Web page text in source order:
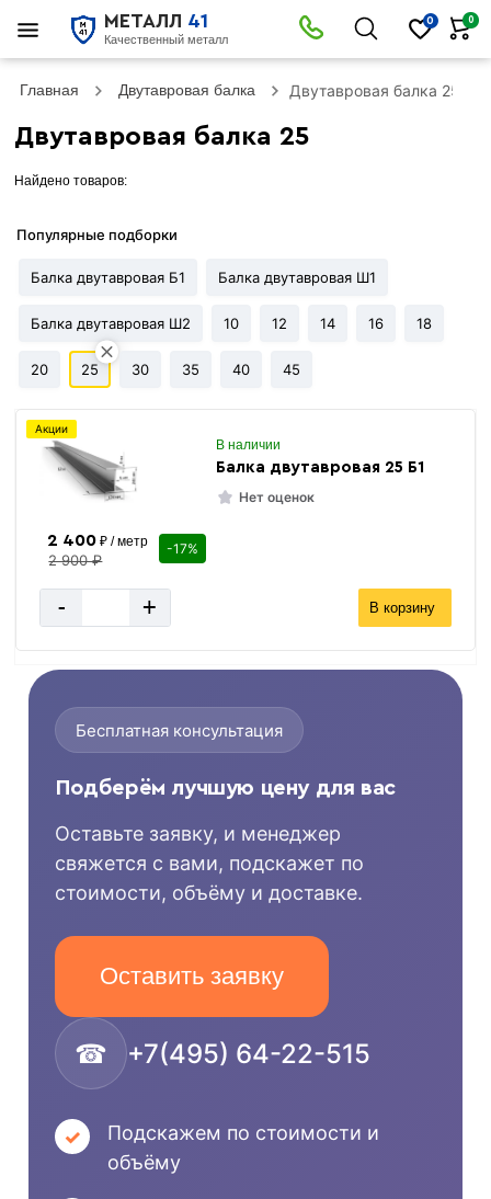
МЕТАЛЛ 41
Качественный металл
0 0
Главная Двутавровая балка Двутавровая балка 25
Двутавровая балка 25
Найдено товаров:
Популярные подборки
Балка двутавровая Б1 Балка двутавровая Ш1
Балка двутавровая Ш2 10 12 14 16 18
20 25 30 35 40 45
Акции
В наличии
Балка двутавровая 25 Б1
Нет оценок
2 400 ₽ / метр
2 900 ₽
-17%
- + В корзину
Бесплатная консультация
Подберём лучшую цену для вас
Оставьте заявку, и менеджер
свяжется с вами, подскажет по
стоимости, объёму и доставке.
Оставить заявку
☎ +7(495) 64-22-515
Подскажем по стоимости и
объёму